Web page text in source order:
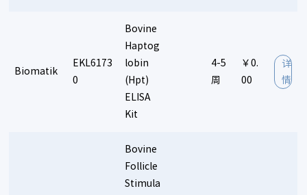
Biomatik
EKL6173
0
Bovine
Haptog
lobin
(Hpt)
ELISA
Kit
4-5
周
￥0.
00
详
情
Bovine
Follicle
Stimula